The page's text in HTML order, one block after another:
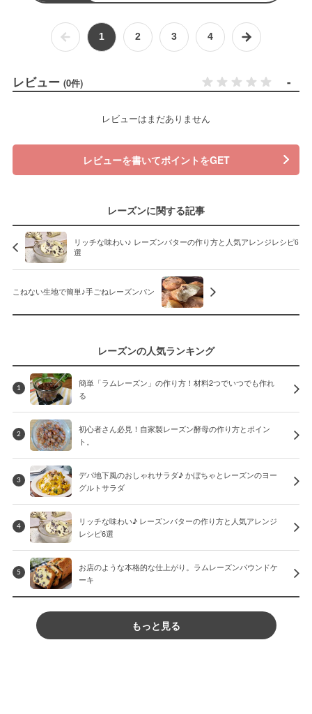
1 2 3 4
レビュー (0件) -
レビューはまだありません
レビューを書いてポイントをGET
レーズンに関する記事
リッチな味わい♪ レーズンバターの作り方と人気アレンジレシピ6
選
こねない生地で簡単♪手ごねレーズンパン
レーズンの人気ランキング
1
簡単「ラムレーズン」の作り方！材料2つでいつでも作れ
る
2
初心者さん必見！自家製レーズン酵母の作り方とポイン
ト。
3
デパ地下風のおしゃれサラダ♪ かぼちゃとレーズンのヨー
グルトサラダ
4
リッチな味わい♪ レーズンバターの作り方と人気アレンジ
レシピ6選
5
お店のような本格的な仕上がり。ラムレーズンパウンドケ
ーキ
もっと見る